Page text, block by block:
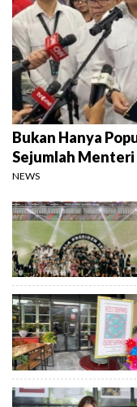
Bukan Hanya
Sejumlah Menteri
NEWS